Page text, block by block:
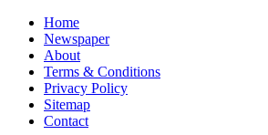
Home
Newspaper
About
Terms & Conditions
Privacy Policy
Sitemap
Contact